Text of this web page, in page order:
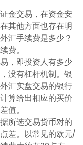
金交易，在资金安
其他方面也存在明
汇手续费是多少？
费。
，即投资人有多少
没有杠杆机制。银
汇实盘交易的银行
算给出相应的买价
值。
所选交易货币对的
差。以常见的欧元/